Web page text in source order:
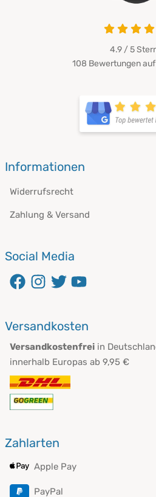
4.9 / 5
108 Bewertungen
Informationen
Widerrufsrecht
Zahlung & Versand
Social Media
Versandkosten
Versandkostenfrei in
innerhalb Europas ab 9,95 €
Zahlarten
Apple Pay
PayPal